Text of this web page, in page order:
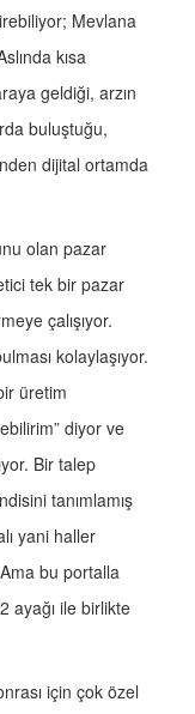
Mevlana
kısa
geldiği, arzın
buluştuğu,
dijital ortamda
olan pazar
tek bir pazar
çalışıyor.
kolaylaşıyor.
üretim
diyor ve
Bir talep
tanımlamış
yani haller
bu portalla
ayağı ile birlikte
için çok özel